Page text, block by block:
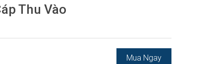
Thu Vào
Mua Ngay